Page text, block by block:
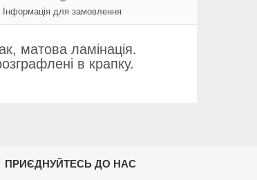
Інформація для замовлення
матова ламінація.
в крапку.
ПРИЄДНУЙТЕСЬ ДО НАС